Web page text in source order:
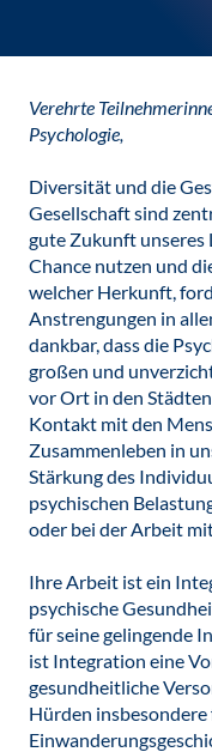
Verehrte
Psychologie,
Diversität und die
Gesellschaft sind
gute Zukunft unseres
Chance nutzen und
welcher Herkunft,
Anstrengungen in
dankbar, dass die
großen und
vor Ort in den
Kontakt mit den
Zusammenleben in
Stärkung des
psychischen
oder bei der Arbeit
Ihre Arbeit ist ein
psychische
für seine gelingende
ist Integration eine
gesundheitliche
Hürden